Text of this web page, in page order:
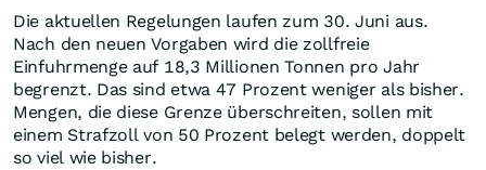
Die aktuellen Regelungen laufen zum 30. Juni aus.
Nach den neuen Vorgaben wird die zollfreie
Einfuhrmenge auf 18,3 Millionen Tonnen pro Jahr
begrenzt. Das sind etwa 47 Prozent weniger als bisher.
Mengen, die diese Grenze überschreiten, sollen mit
einem Strafzoll von 50 Prozent belegt werden, doppelt
so viel wie bisher.